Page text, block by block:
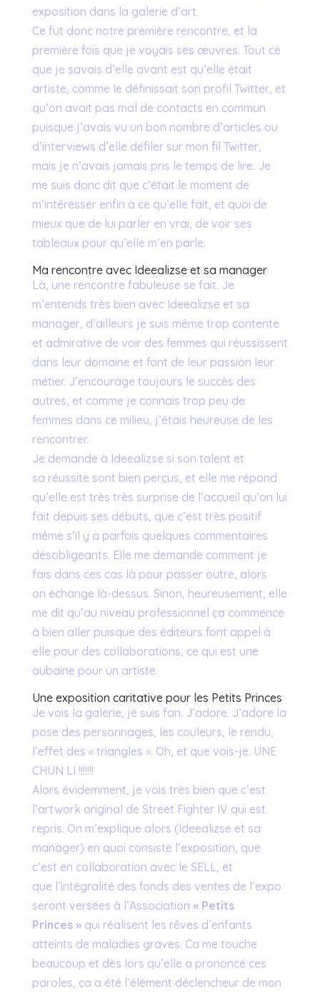
exposition dans la galerie d’art.
Ce fut donc notre première rencontre, et la
première fois que je voyais ses œuvres. Tout ce
que je savais d’elle avant est qu’elle était
artiste, comme le définissait son profil Twitter, et
qu’on avait pas mal de contacts en commun
puisque j’avais vu un bon nombre d’articles ou
d’interviews d’elle défiler sur mon fil Twitter,
mais je n’avais jamais pris le temps de lire. Je
me suis donc dit que c’était le moment de
m’intéresser enfin à ce qu’elle fait, et quoi de
mieux que de lui parler en vrai, de voir ses
tableaux pour qu’elle m’en parle.
Ma rencontre avec Ideealizse et sa manager
Là, une rencontre fabuleuse se fait. Je
m’entends très bien avec Ideealizse et sa
manager, d’ailleurs je suis même trop contente
et admirative de voir des femmes qui réussissent
dans leur domaine et font de leur passion leur
métier. J’encourage toujours le succès des
autres, et comme je connais trop peu de
femmes dans ce milieu, j’étais heureuse de les
rencontrer.
Je demande à Ideealizse si son talent et
sa réussite sont bien perçus, et elle me répond
qu’elle est très très surprise de l’accueil qu’on lui
fait depuis ses débuts, que c’est très positif
même s’il y a parfois quelques commentaires
désobligeants. Elle me demande comment je
fais dans ces cas là pour passer outre, alors
on échange là-dessus. Sinon, heureusement, elle
me dit qu’au niveau professionnel ça commence
à bien aller puisque des éditeurs font appel à
elle pour des collaborations, ce qui est une
aubaine pour un artiste.
Une exposition caritative pour les Petits Princes
Je vois la galerie, je suis fan. J’adore. J’adore la
pose des personnages, les couleurs, le rendu,
l’effet des « triangles ». Oh, et que vois-je. UNE
CHUN LI !!!!!!!
Alors évidemment, je vois très bien que c’est
l’artwork original de Street Fighter IV qui est
repris. On m’explique alors (Ideealizse et sa
manager) en quoi consiste l’exposition, que
c’est en collaboration avec le SELL, et
que l’intégralité des fonds des ventes de l’expo
seront versées à l’Association « Petits
Princes »qui réalisent les rêves d’enfants
atteints de maladies graves. Ca me touche
beaucoup et dès lors qu’elle a prononcé ces
paroles, ça a été l’élément déclencheur de mon